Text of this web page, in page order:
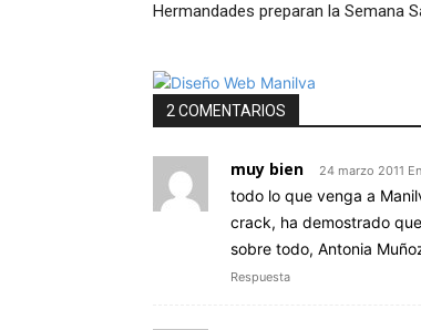
Hermandades preparan la Semana
2 COMENTARIOS
muy bien 24 marzo 2011
todo lo que venga a
crack, ha demostrado
sobre todo, Antonia
Respuesta